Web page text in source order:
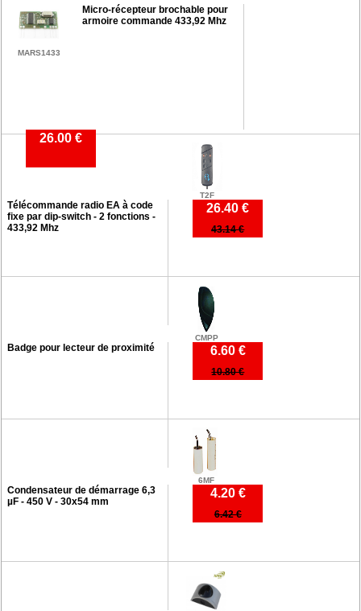
MARS1433
Micro-récepteur brochable pour
armoire commande 433,92 Mhz
26.00 €
T2F
Télécommande radio EA à code
fixe par dip-switch - 2 fonctions -
433,92 Mhz
26.40 €
43.14 €
CMPP
Badge pour lecteur de proximité 6.60 €
10.80 €
6MF
Condensateur de démarrage 6,3
µF - 450 V - 30x54 mm
4.20 €
6.42 €